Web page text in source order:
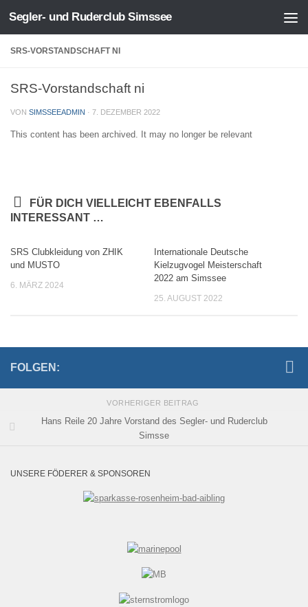
Zum Inhalt springen
Segler- und Ruderclub Simssee
SRS-VORSTANDSCHAFT NI
SRS-Vorstandschaft ni
VON SIMSSEEADMIN · 7. DEZEMBER 2022
This content has been archived. It may no longer be relevant
FÜR DICH VIELLEICHT EBENFALLS
INTERESSANT …
SRS Clubkleidung von ZHIK
und MUSTO
6. MÄRZ 2024
Internationale Deutsche
Kielzugvogel Meisterschaft
2022 am Simssee
25. AUGUST 2022
FOLGEN:
VORHERIGER BEITRAG
Hans Reile 20 Jahre Vorstand des Segler- und Ruderclub
Simsse
UNSERE FÖDERER & SPONSOREN